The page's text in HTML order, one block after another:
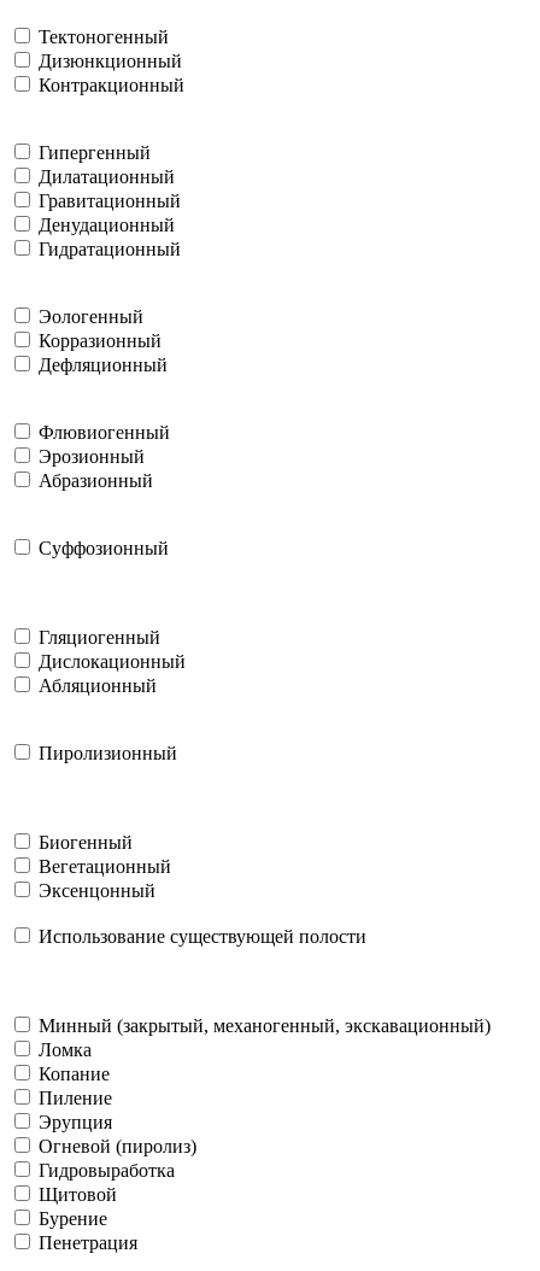
Тектоногенный
Дизюнкционный
Контракционный
Гипергенный
Дилатационный
Гравитационный
Денудационный
Гидратационный
Эологенный
Корразионный
Дефляционный
Флювиогенный
Эрозионный
Абразионный
Суффозионный
Гляциогенный
Дислокационный
Абляционный
Пиролизионный
Биогенный
Вегетационный
Эксенцонный
Использование существующей полости
Минный (закрытый, механогенный, экскавационный)
Ломка
Копание
Пиление
Эрупция
Огневой (пиролиз)
Гидровыработка
Щитовой
Бурение
Пенетрация